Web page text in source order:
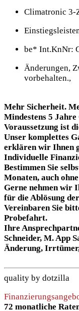
Climatronic 3-
be* Int.KnNr:
Änderungen,
vorbehalten.,
Mehr Sicherheit.
Mindestens 5
Voraussetzung ist
Unser komplettes
erklären wir Ihnen
Individuelle
Bestimmen Sie
Monaten, auch
Gerne nehmen wir
für die Ablösung
Vereinbaren Sie
Probefahrt.
Ihre
Schneider, M. App
Änderung,
quality by dotzilla
72 monatliche